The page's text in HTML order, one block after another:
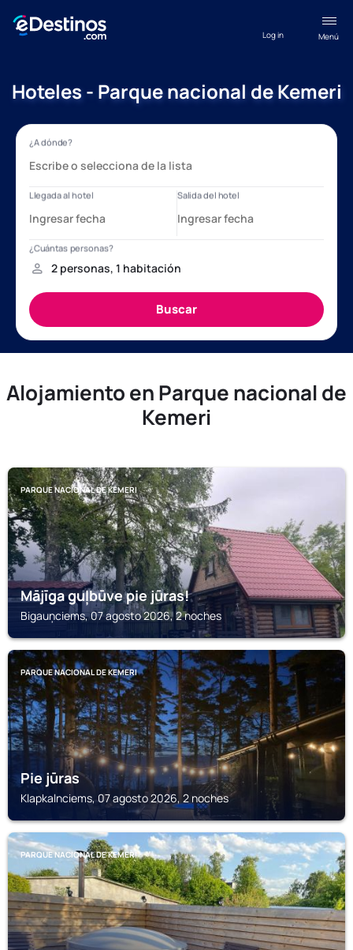
Menú
Log in
Hoteles - Parque nacional de Kemeri
Alojamiento en Parque nacional de
Kemeri
PARQUE NACIONAL DE KEMERI
Mājīga guļbūve pie jūras!
Bigauņciems, 07 agosto 2026, 2 noches
PARQUE NACIONAL DE KEMERI
Pie jūras
Klapkalnciems, 07 agosto 2026, 2 noches
PARQUE NACIONAL DE KEMERI